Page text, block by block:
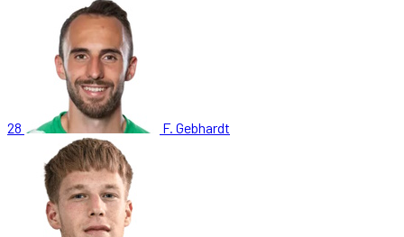
28 F. Gebhardt